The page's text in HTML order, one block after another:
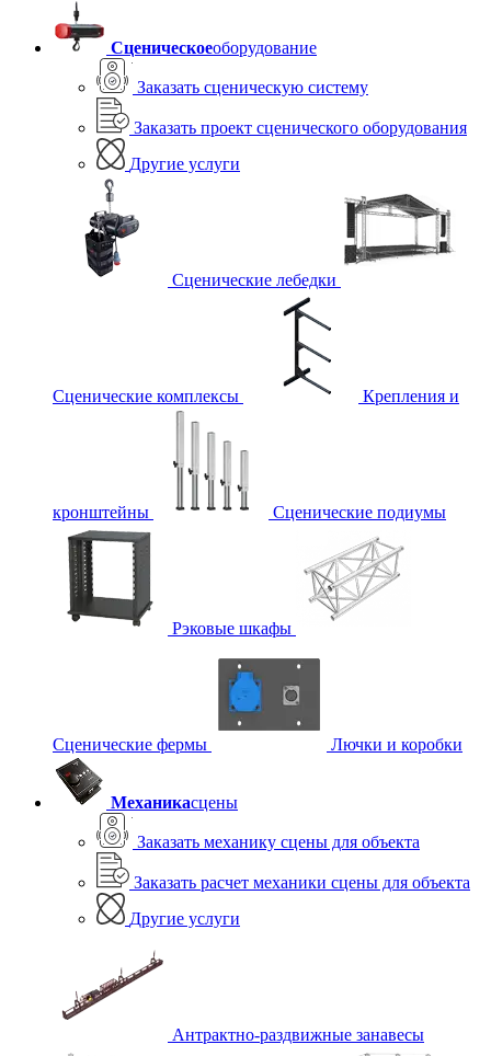
Сценическоеоборудование
Заказать сценическую систему
Заказать проект сценического оборудования
Другие услуги
Сценические лебедки
Сценические комплексы Крепления и
кронштейны Сценические подиумы
Рэковые шкафы
Сценические фермы Лючки и коробки
Механикасцены
Заказать механику сцены для объекта
Заказать расчет механики сцены для объекта
Другие услуги
Антрактно-раздвижные занавесы